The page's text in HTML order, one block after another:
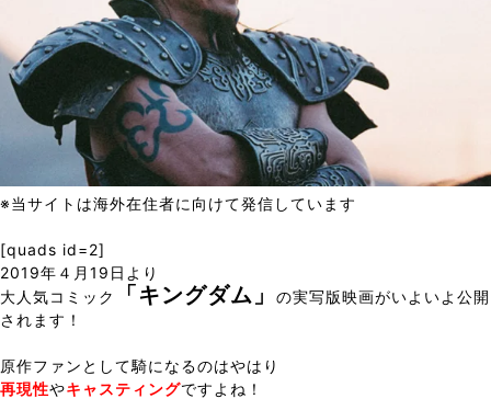
※当サイトは海外在住者に向けて発信しています
[quads id=2]
2019年４月19日より
大人気コミック
「キングダム」
の実写版映画がいよいよ公開
されます！
原作ファンとして騎になるのはやはり
再現性やキャスティングですよね！